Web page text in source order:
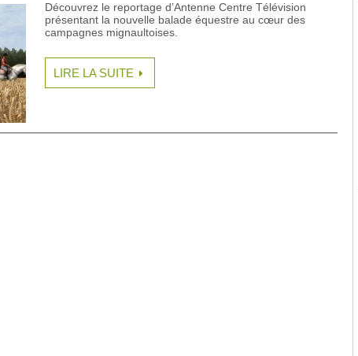
Découvrez le reportage d’Antenne Centre Télévision
présentant la nouvelle balade équestre au cœur des
campagnes mignaultoises.
LIRE LA SUITE